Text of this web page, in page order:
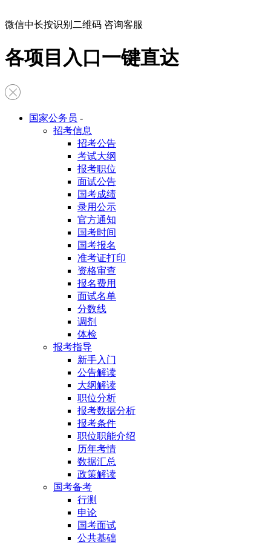
微信中长按识别二维码 咨询客服
各项目入口一键直达
国家公务员 -
招考信息
招考公告
考试大纲
报考职位
面试公告
国考成绩
录用公示
官方通知
国考时间
国考报名
准考证打印
资格审查
报名费用
面试名单
分数线
调剂
体检
报考指导
新手入门
公告解读
大纲解读
职位分析
报考数据分析
报考条件
职位职能介绍
历年考情
数据汇总
政策解读
国考备考
行测
申论
国考面试
公共基础